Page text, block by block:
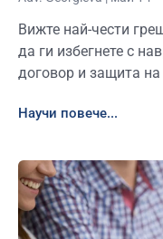
Вижте най-чести
да ги избегнете с
договор и защита на
Научи повече...